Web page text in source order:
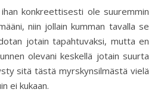
niin jollain kumman tavalla se
jotain tapahtuvaksi, mutta en
olevani keskellä jotain suurta
sitä tästä myrskynsilmästä vielä
ei kukaan.